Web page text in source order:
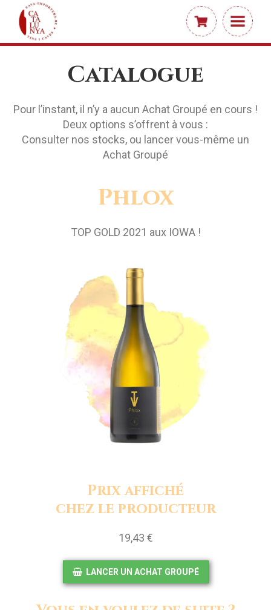
Catalogue
Pour l’instant, il n’y a aucun Achat Groupé en cours !
Deux options s’offrent à vous :
Consulter nos stocks, ou lancer vous-même un
Achat Groupé
Phlox
TOP GOLD 2021 aux IOWA !
Prix affiché
chez le producteur
19,43 €
LANCER UN ACHAT GROUPÉ